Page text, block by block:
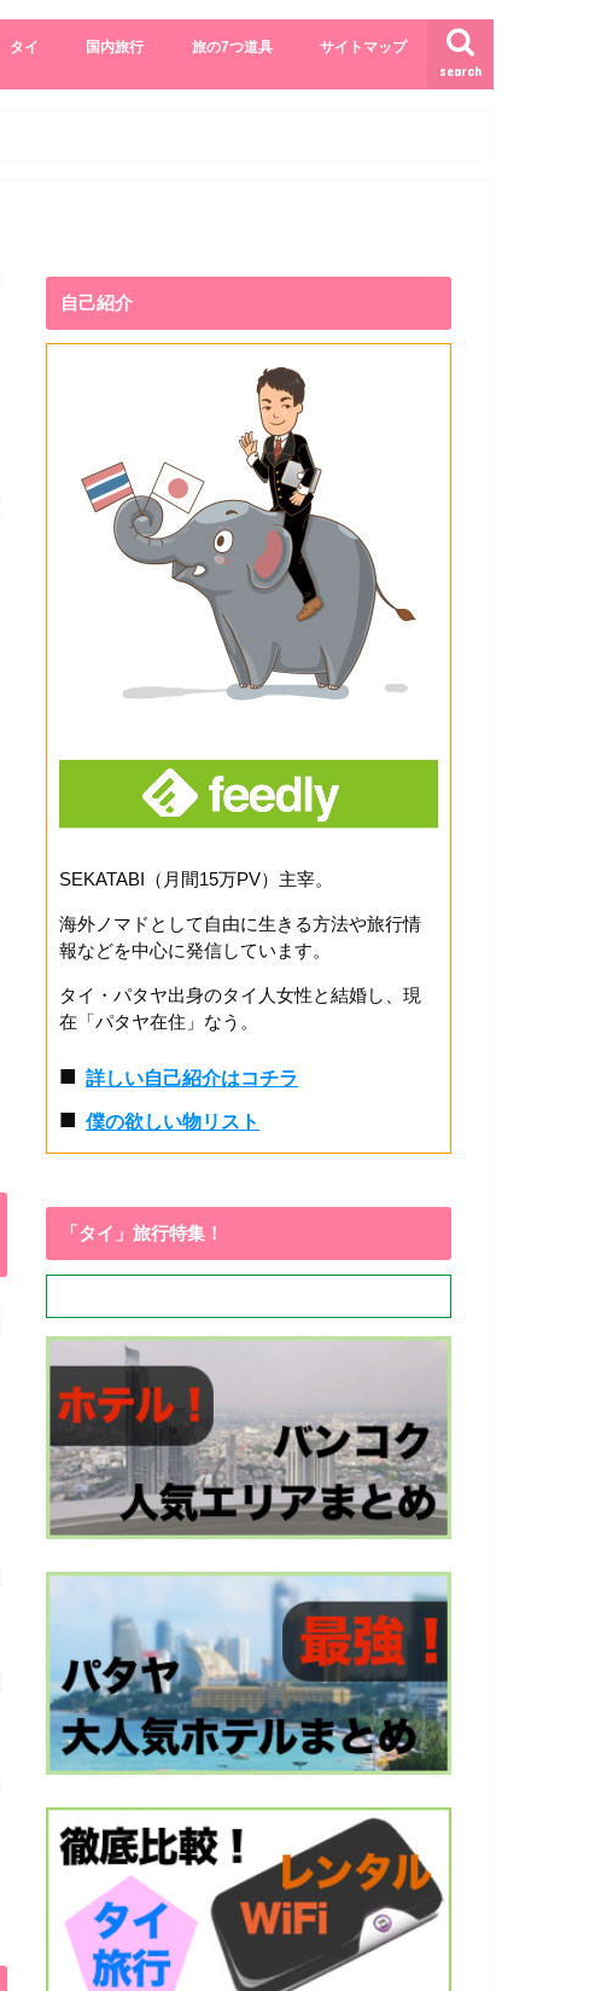
search
タイ 国内旅行 旅の7つ道具 サイトマップ
自己紹介
SEKATABI（月間15万PV）主宰。
海外ノマドとして自由に生きる方法や旅行情
報などを中心に発信しています。
タイ・パタヤ出身のタイ人女性と結婚し、現
在「パタヤ在住」なう。
■ 詳しい自己紹介はコチラ
■ 僕の欲しい物リスト
「タイ」旅行特集！